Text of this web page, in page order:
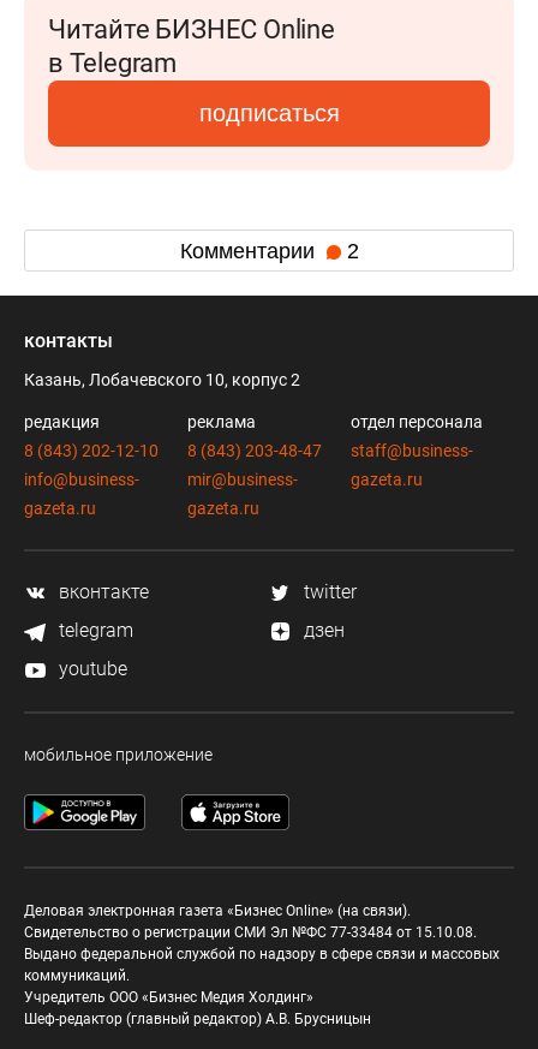
Читайте БИЗНЕС Online
в Telegram
подписаться
Комментарии 2
контакты
Казань, Лобачевского 10, корпус 2
редакция
8 (843) 202-12-10
info@business-
gazeta.ru
реклама
8 (843) 203-48-47
mir@business-
gazeta.ru
отдел персонала
staff@business-
gazeta.ru
вконтакте
twitter
telegram
дзен
youtube
мобильное приложение
Деловая электронная газета «Бизнес Online» (на связи).
Свидетельство о регистрации СМИ Эл №ФС 77-33484 от 15.10.08.
Выдано федеральной службой по надзору в сфере связи и массовых
коммуникаций.
Учредитель ООО «Бизнес Медия Холдинг»
Шеф-редактор (главный редактор) А.В. Брусницын